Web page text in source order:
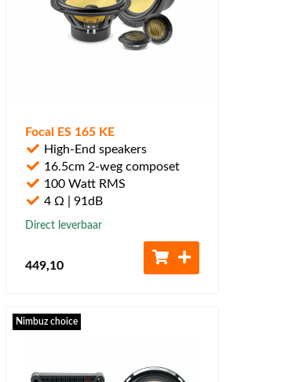
Focal ES 165 KE
High-End speakers
16.5cm 2-weg composet
100 Watt RMS
4 Ω | 91dB
Direct leverbaar
449,10
Nimbuz choice